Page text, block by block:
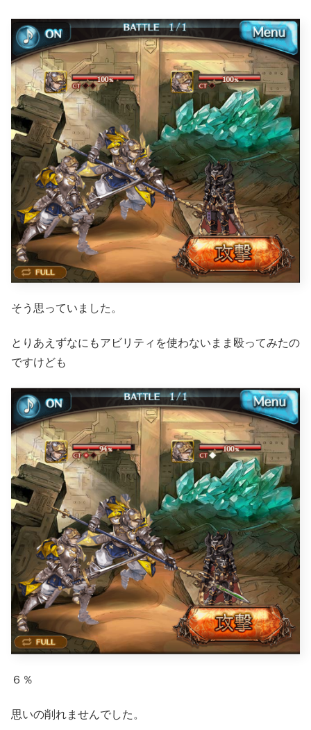
そう思っていました。
とりあえずなにもアビリティを使わないまま殴ってみたの
ですけども
６％
思いの削れませんでした。